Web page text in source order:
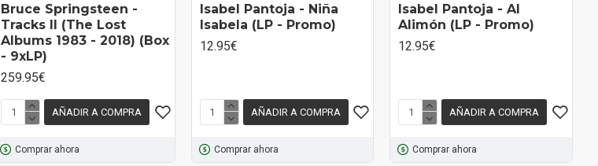
Bruce Springsteen -
Tracks II (The Lost
Albums 1983 - 2018) (Box
- 9xLP)
259.95€
AÑADIR A COMPRA
Comprar ahora
Isabel Pantoja ‎- Niña
Isabela (LP - Promo)
12.95€
AÑADIR A COMPRA
Comprar ahora
Isabel Pantoja ‎- Al
Alimón (LP - Promo)
12.95€
AÑADIR A COMPRA
Comprar ahora